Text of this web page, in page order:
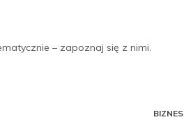
– zapoznaj się z nimi.
BIZNES